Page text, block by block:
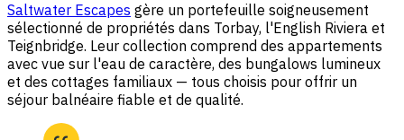
Saltwater Escapes gère un portefeuille soigneusement
sélectionné de propriétés dans Torbay, l'English Riviera et
Teignbridge. Leur collection comprend des appartements
avec vue sur l'eau de caractère, des bungalows lumineux
et des cottages familiaux — tous choisis pour offrir un
séjour balnéaire fiable et de qualité.